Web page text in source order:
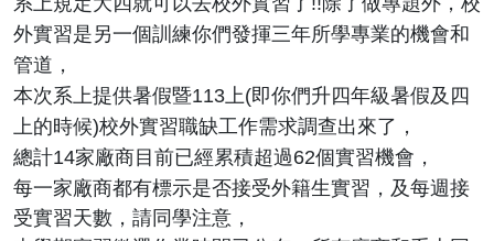
外實習是另一個訓練你們發揮三年所學專業的機會和
管道，
本次系上提供暑假暨113上(即你們升四年級暑假及四
上的時候)校外實習職缺工作需求調查出來了，
總計14家廠商目前已經累積超過62個實習機會，
每一家廠商都有標示是否接受外籍生實習，及每週接
受實習天數，請同學注意，